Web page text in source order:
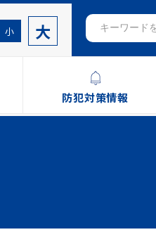
小 大
防犯対策情報